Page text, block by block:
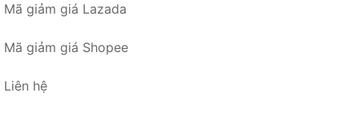
Mã giảm giá Lazada
Mã giảm giá Shopee
Liên hệ